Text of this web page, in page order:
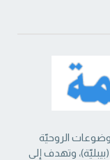
الروحيّة
وتهدف إلى